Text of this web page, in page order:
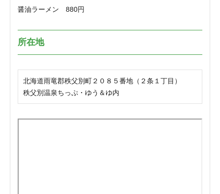
醤油ラーメン 880円
所在地
北海道雨竜郡秩父別町２０８５番地（２条１丁目）
秩父別温泉ちっぷ・ゆう＆ゆ内